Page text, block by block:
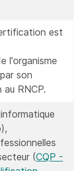
est
l'organisme
son
RNCP.
(CQP -